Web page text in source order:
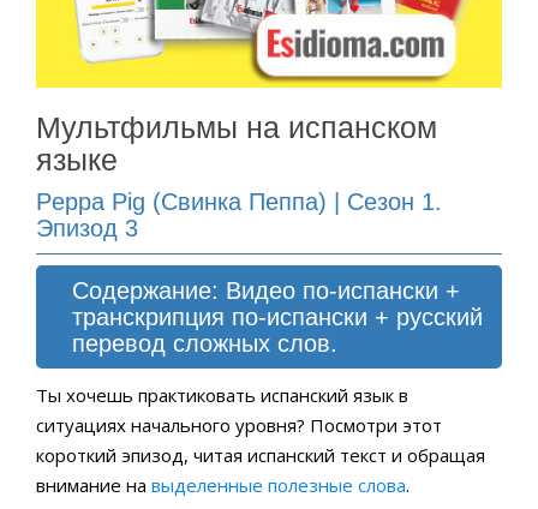
Мультфильмы на испанском
языке
Peppa Pig (Свинка Пеппа) | Сезон 1.
Эпизод 3
Содержание: Видео по-испански +
транскрипция по-испански + русский
перевод сложных слов.
Ты хочешь практиковать испанский язык в
ситуациях начального уровня? Посмотри этот
короткий эпизод, читая испанский текст и обращая
внимание на выделенные полезные слова.